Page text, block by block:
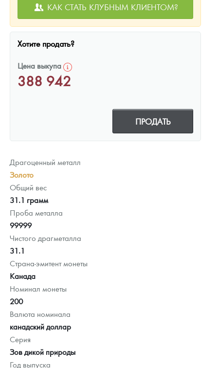
КАК СТАТЬ КЛУБНЫМ КЛИЕНТОМ?
Хотите продать?
Цена выкупа
388 942
ПРОДАТЬ
Драгоценный металл
Золото
Общий вес
31.1 грамм
Проба металла
99999
Чистого драгметалла
31.1
Страна-эмитент монеты
Канада
Номинал монеты
200
Валюта номинала
канадский доллар
Серия
Зов дикой природы
Год выпуска